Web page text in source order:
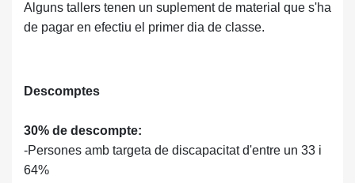
Alguns tallers tenen un suplement de material que s'ha
de pagar en efectiu el primer dia de classe.
Descomptes
30% de descompte:
-Persones amb targeta de discapacitat d'entre un 33 i
64%